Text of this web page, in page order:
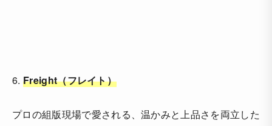
6. Freight（フレイト）
プロの組版現場で愛される、温かみと上品さを両立した